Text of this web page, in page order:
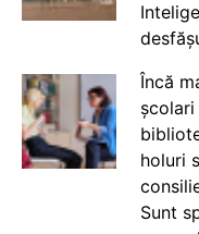
Încă
holuri
Sunt